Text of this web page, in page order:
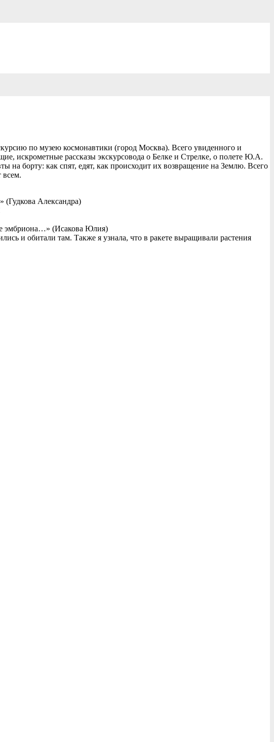
по музею космонавтики (город Москва). Всего увиденного и
искрометные рассказы экскурсовода о Белке и Стрелке, о полете Ю.А.
борту: как спят, едят, как происходит их возвращение на Землю. Всего
всем.
(Гудкова Александра)
эмбриона…» (Исакова Юлия)
и обитали там. Также я узнала, что в ракете выращивали растения